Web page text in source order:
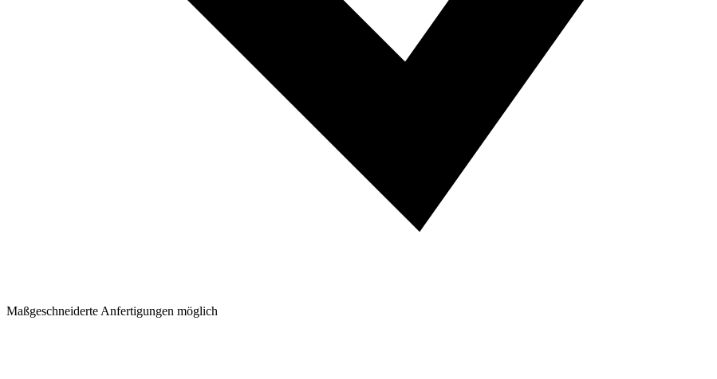
Maßgeschneiderte Anfertigungen möglich